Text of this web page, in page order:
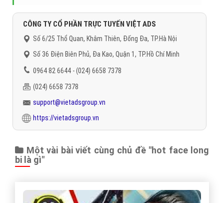
CÔNG TY CỔ PHẦN TRỰC TUYẾN VIỆT ADS
Số 6/25 Thổ Quan, Khâm Thiên, Đống Đa, TP.Hà Nội
Số 36 Điện Biên Phủ, Đa Kao, Quận 1, TP.Hồ Chí Minh
0964 82 6644 - (024) 6658 7378
(024) 6658 7378
support@vietadsgroup.vn
https://vietadsgroup.vn
Một vài bài viết cùng chủ đề "hot face long
bi là gì"